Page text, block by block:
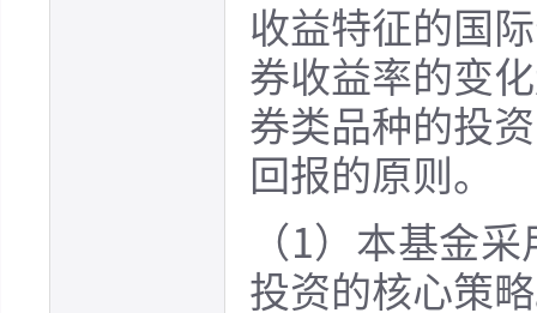
收益特征的国
券收益率的变
券类品种的投
回报的原则。
（1）本基金
投资的核心策